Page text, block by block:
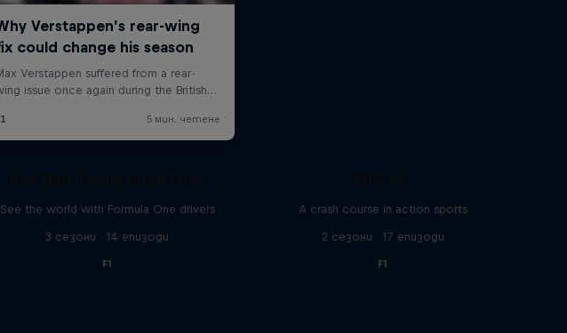
See the world with Formula One drivers
3 сезони · 14 епизоди
F1
A crash course in action sports
2 сезони · 17 епизоди
F1